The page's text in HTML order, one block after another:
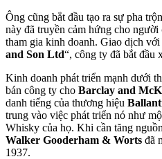
Ông cũng bắt đầu tạo ra sự pha
này đã truyền cảm hứng cho người
tham gia kinh doanh. Giao dịch với
and Son Ltd“, công ty đã bắt đầu
Kinh doanh phát triển mạnh dưới
bán công ty cho Barclay and
danh tiếng của thương hiệu
trung vào việc phát triển nó như
Whisky của họ. Khi cần tăng
Walker Gooderham & Worts đã
1937.